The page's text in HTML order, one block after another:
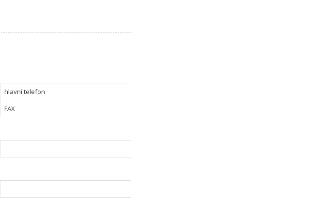
hlavní telefon
FAX